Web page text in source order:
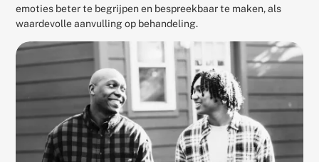
emoties beter te begrijpen en bespreekbaar te maken, als
waardevolle aanvulling op behandeling.